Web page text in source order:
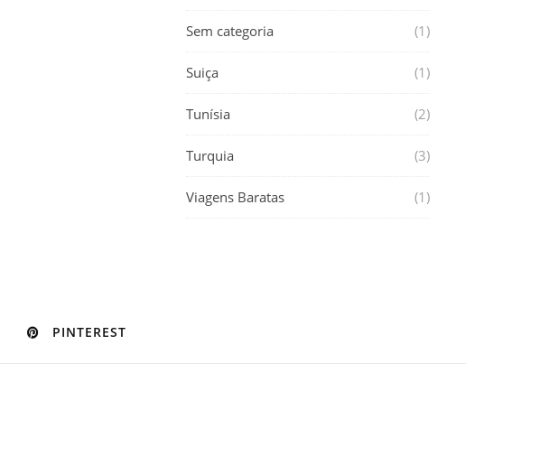
Sem categoria (1)
Suiça (1)
Tunísia (2)
Turquia (3)
Viagens Baratas (1)
PINTEREST